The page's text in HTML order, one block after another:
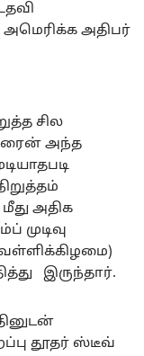
அதிபர்
சில
அந்த
அதிக
முடிவு
இருந்தார்.
தூதர் ஸ்டீவ்